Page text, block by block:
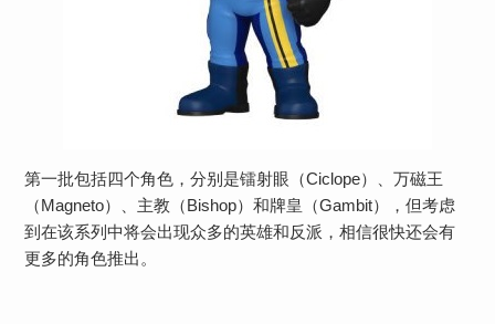
第一批包括四个角色，分别是镭射眼（Ciclope）、万磁王
（Magneto）、主教（Bishop）和牌皇（Gambit），但考虑
到在该系列中将会出现众多的英雄和反派，相信很快还会有
更多的角色推出。